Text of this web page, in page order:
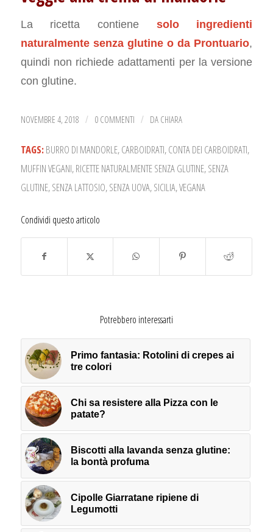
La ricetta contiene solo ingredienti
naturalmente senza glutine o da Prontuario,
quindi non richiede adattamenti per la versione
con glutine.
NOVEMBRE 4, 2018 / 0 COMMENTI / DA CHIARA
TAGS:BURRO DI MANDORLE,CARBOIDRATI,CONTA DEI CARBOIDRATI,
MUFFIN VEGANI,RICETTE NATURALMENTE SENZA GLUTINE,SENZA
GLUTINE,SENZA LATTOSIO,SENZA UOVA,SICILIA,VEGANA
Condividi questo articolo
Potrebbero interessarti
Primo fantasia: Rotolini di crepes ai
tre colori
Chi sa resistere alla Pizza con le
patate?
Biscotti alla lavanda senza glutine:
la bontà profuma
Cipolle Giarratane ripiene di
Legumotti